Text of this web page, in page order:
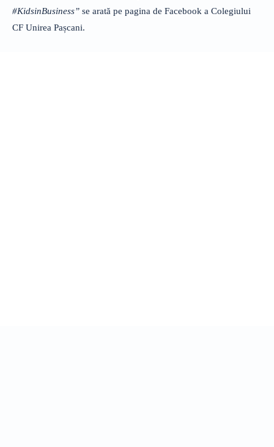
#KidsinBusiness” se arată pe pagina de Facebook a Colegiului
CF Unirea Pașcani.